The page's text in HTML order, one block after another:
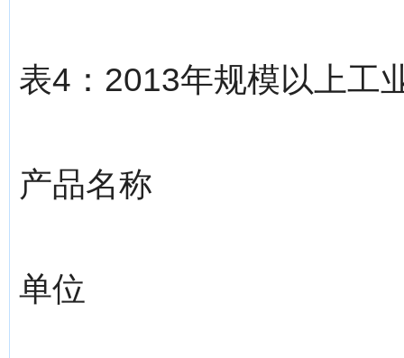
表4：2013年规模以上工
产品名称
单位